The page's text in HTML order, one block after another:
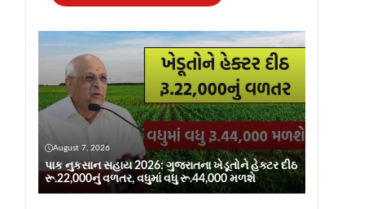
August 7, 2026
પાક નુકસાન સહાય 2026: ગુજરાતના ખેડૂતોને હેક્ટર દીઠ
રૂ.22,000નું વળતર, વધુમાં વધુ રૂ.44,000 મળશે